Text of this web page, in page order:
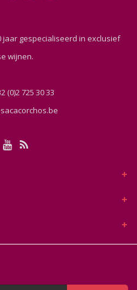
jaar gespecialiseerd in exclusief
wijnen.
(0)2 725 30 33